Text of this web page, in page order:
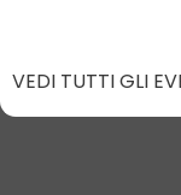
VEDI TUTTI GLI